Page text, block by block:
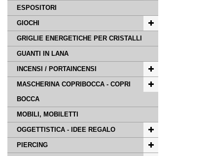
ESPOSITORI
GIOCHI
GRIGLIE ENERGETICHE PER CRISTALLI
GUANTI IN LANA
INCENSI / PORTAINCENSI
MASCHERINA COPRIBOCCA - COPRI
BOCCA
MOBILI, MOBILETTI
OGGETTISTICA - IDEE REGALO
PIERCING